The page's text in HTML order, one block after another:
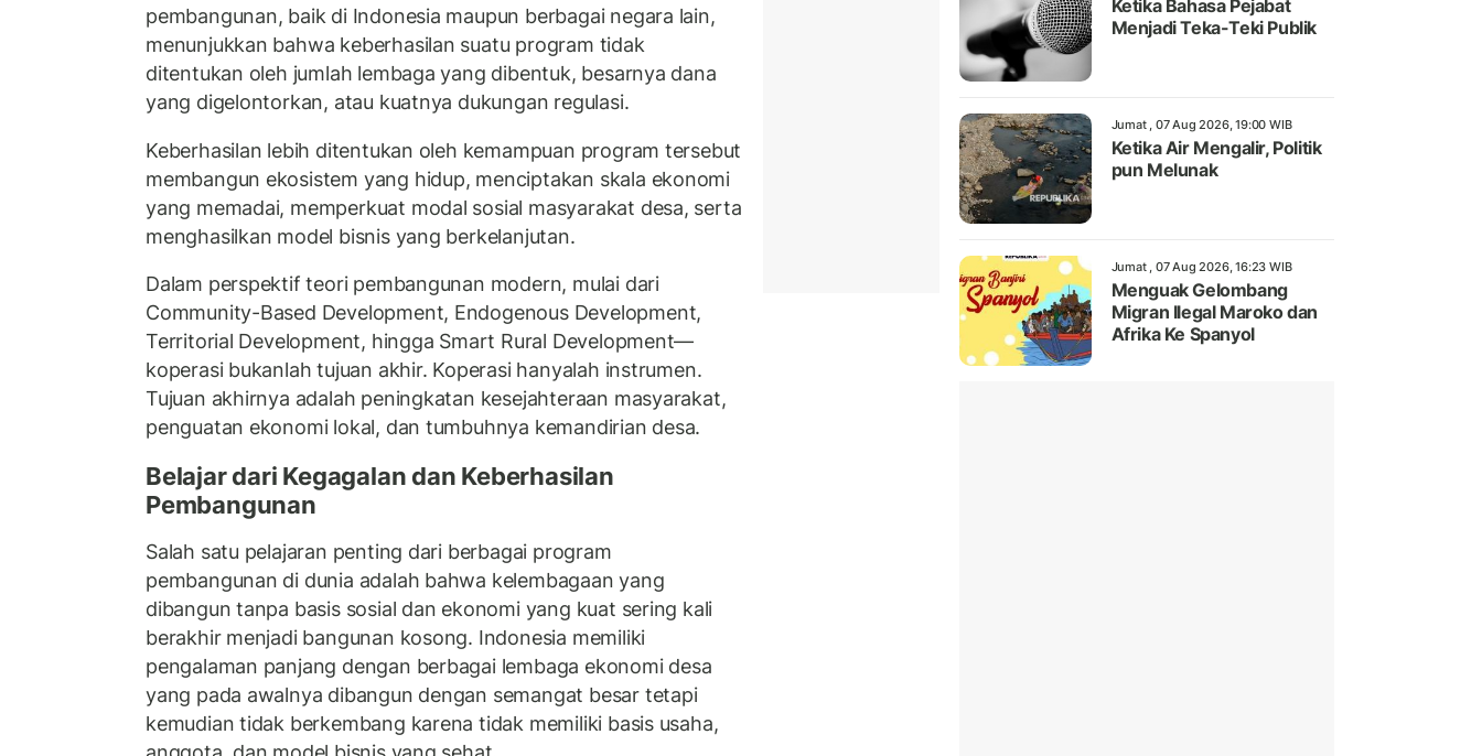
pembangunan, baik di Indonesia maupun berbagai negara lain,
menunjukkan bahwa keberhasilan suatu program tidak
ditentukan oleh jumlah lembaga yang dibentuk, besarnya dana
yang digelontorkan, atau kuatnya dukungan regulasi.
Keberhasilan lebih ditentukan oleh kemampuan program tersebut
membangun ekosistem yang hidup, menciptakan skala ekonomi
yang memadai, memperkuat modal sosial masyarakat desa, serta
menghasilkan model bisnis yang berkelanjutan.
Dalam perspektif teori pembangunan modern, mulai dari
Community-Based Development, Endogenous Development,
Territorial Development, hingga Smart Rural Development—
koperasi bukanlah tujuan akhir. Koperasi hanyalah instrumen.
Tujuan akhirnya adalah peningkatan kesejahteraan masyarakat,
penguatan ekonomi lokal, dan tumbuhnya kemandirian desa.
Belajar dari Kegagalan dan Keberhasilan
Pembangunan
Salah satu pelajaran penting dari berbagai program
pembangunan di dunia adalah bahwa kelembagaan yang
dibangun tanpa basis sosial dan ekonomi yang kuat sering kali
berakhir menjadi bangunan kosong. Indonesia memiliki
pengalaman panjang dengan berbagai lembaga ekonomi desa
yang pada awalnya dibangun dengan semangat besar tetapi
kemudian tidak berkembang karena tidak memiliki basis usaha,
Ketika Bahasa Pejabat
Menjadi Teka-Teki Publik
Jumat , 07 Aug 2026, 19:00 WIB
Ketika Air Mengalir, Politik
pun Melunak
Jumat , 07 Aug 2026, 16:23 WIB
Menguak Gelombang
Migran Ilegal Maroko dan
Afrika Ke Spanyol